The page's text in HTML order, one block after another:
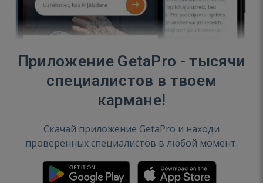
Приложение GetaPro - тысячи
специалистов в твоем
кармане!
Скачай приложение GetaPro и находи
проверенных специалистов в любой момент.